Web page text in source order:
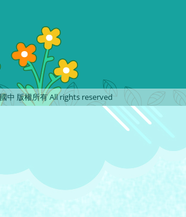
中 版權所有 All rights reserved